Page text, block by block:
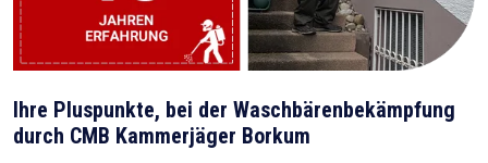
Ihre Pluspunkte, bei der Waschbärenbekämpfung
durch CMB Kammerjäger Borkum